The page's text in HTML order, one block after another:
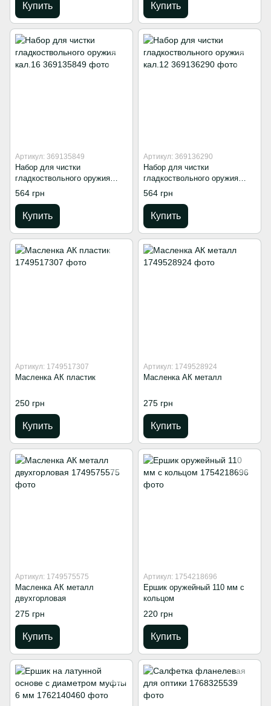
Купить Купить
Артикул: 369135849
Набор для чистки
гладкоствольного оружия
кал.16
564 грн
Купить
Артикул: 369136290
Набор для чистки
гладкоствольного оружия
кал.12
564 грн
Купить
Артикул: 1749517307
Масленка АК пластик
250 грн
Купить
Артикул: 1749528924
Масленка АК металл
275 грн
Купить
Артикул: 1749575575
Масленка АК металл
двухгорловая
275 грн
Купить
Артикул: 1754218696
Ершик оружейный 110 мм с
кольцом
220 грн
Купить